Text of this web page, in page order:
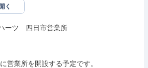
く
ーツ　四日市営業所
営業所を開設する予定です。